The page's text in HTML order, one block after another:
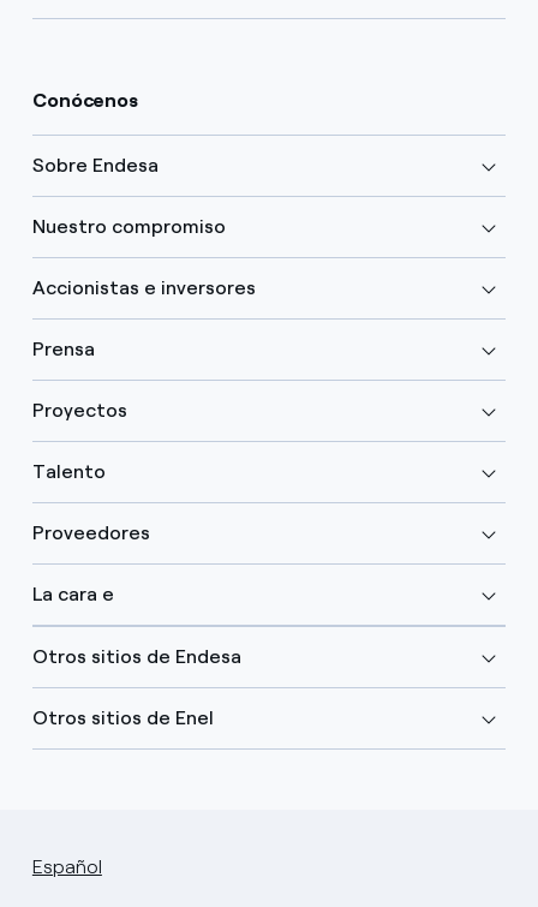
Conócenos
Sobre Endesa
Nuestro compromiso
Accionistas e inversores
Prensa
Proyectos
Talento
Proveedores
La cara e
Otros sitios de Endesa
Otros sitios de Enel
Español